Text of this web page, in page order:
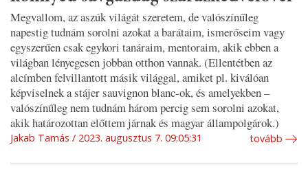
Megvallom, az aszúk világát szeretem, de valószínűleg
napestig tudnám sorolni azokat a barátaim, ismerőseim vagy
egyszerűen csak egykori tanáraim, mentoraim, akik ebben a
világban lényegesen jobban otthon vannak. (Ellentétben az
alcímben felvillantott másik világgal, amiket pl. kiválóan
képviselnek a stájer sauvignon blanc-ok, és amelyekben –
valószínűleg nem tudnám három percig sem sorolni azokat,
akik határozottan előttem járnak és magyar állampolgárok.)
Jakab Tamás 2023. augusztus 7. 09:05:31 tovább